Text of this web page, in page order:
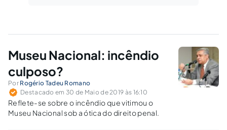
Museu Nacional: incêndio
culposo?
Por Rogério Tadeu Romano
Destacado em 30 de Maio de 2019 às 16:10
Reflete-se sobre o incêndio que vitimou o
Museu Nacional sob a ótica do direito penal.